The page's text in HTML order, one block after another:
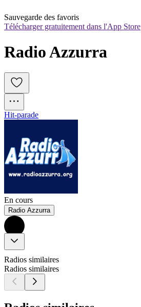
Sauvegarde des favoris
Télécharger gratuitement dans l'App Store
Radio Azzurra
Hit-parade
En cours
Radio Azzurra
Radios similaires
Radios similaires